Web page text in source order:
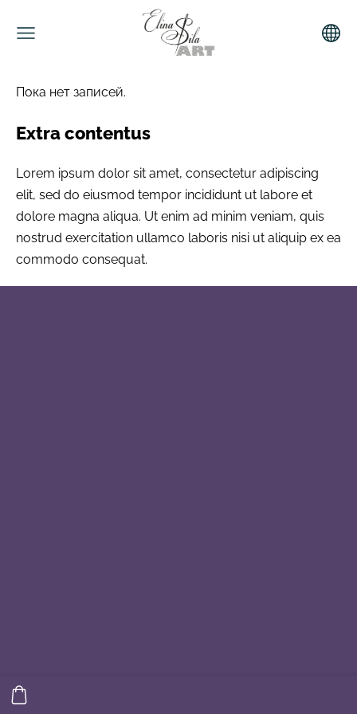
Extra contentus
Lorem ipsum dolor sit amet, consectetur adipiscing
elit, sed do eiusmod tempor incididunt ut labore et
dolore magna aliqua. Ut enim ad minim veniam, quis
nostrud exercitation ullamco laboris nisi ut aliquip ex ea
commodo consequat.
Пока нет записей.